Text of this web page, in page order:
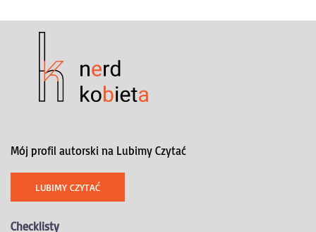
Mój profil autorski na Lubimy Czytać
LUBIMY CZYTAĆ
Checklisty